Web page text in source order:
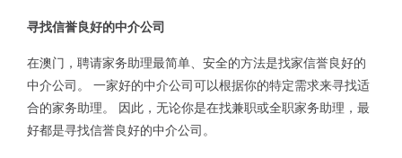
寻找信誉良好的中介公司
在澳门，聘请家务助理最简单、安全的方法是找家信誉良好的
中介公司。 一家好的中介公司可以根据你的特定需求来寻找适
合的家务助理。 因此，无论你是在找兼职或全职家务助理，最
好都是寻找信誉良好的中介公司。